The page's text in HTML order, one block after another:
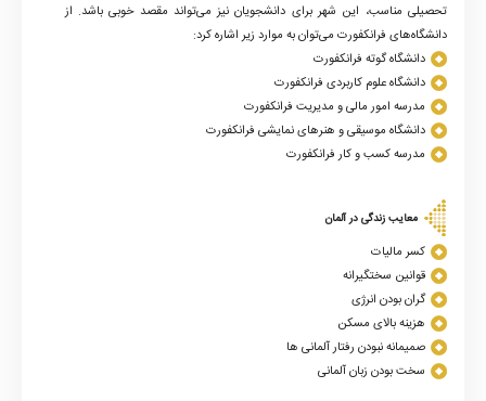
تحصیلی مناسب، این شهر برای دانشجویان نیز می‌تواند مقصد خوبی باشد. از
دانشگاه‌های فرانکفورت می‌توان به موارد زیر اشاره کرد:
دانشگاه گوته فرانکفورت
دانشگاه علوم کاربردی فرانکفورت
مدرسه امور مالی و مدیریت فرانکفورت
دانشگاه موسیقی و هنرهای نمایشی فرانکفورت
مدرسه کسب و کار فرانکفورت
معایب زندگی در آلمان
کسر مالیات
قوانین سختگیرانه
گران بودن انرژی
هزینه بالای مسکن
صمیمانه نبودن رفتار آلمانی ها
سخت بودن زبان آلمانی